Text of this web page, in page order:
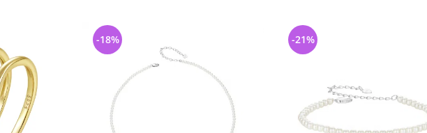
-18% -21%